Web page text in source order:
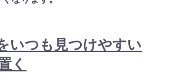
いつも見つけやすい
く